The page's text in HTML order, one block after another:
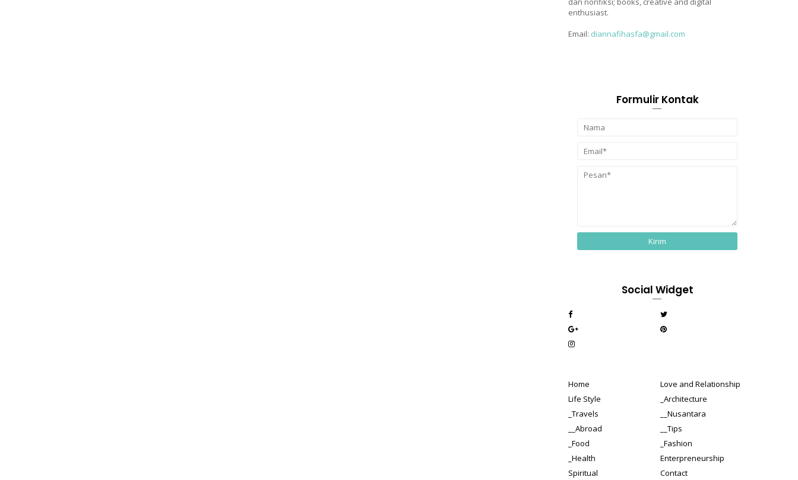
enthusiast.
Email: diannafihasfa@gmail.com
Formulir Kontak
Social Widget
Home
Love and Relationship
Life Style
_Architecture
_Travels
__Nusantara
__Abroad
__Tips
_Food
_Fashion
_Health
Enterpreneurship
Spiritual
Contact